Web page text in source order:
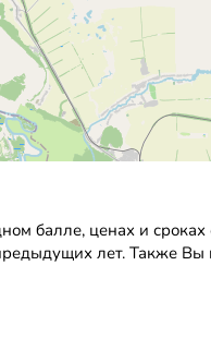
балле, ценах и сроках
лет. Также